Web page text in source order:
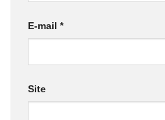
E-mail *
Site